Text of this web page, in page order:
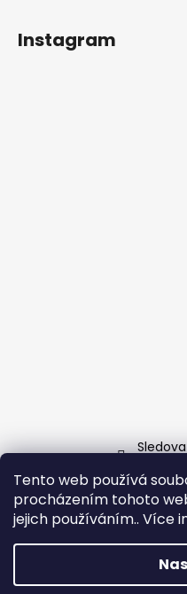
Tento web používá
procházením tohoto
jejich používáním.. Více
Instagram
Facebook